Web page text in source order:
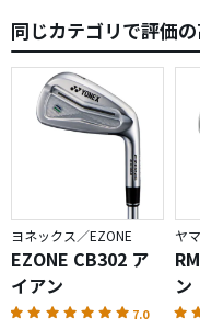
感想の曲がるは曲げや
同じカテゴリで評価
ヨネックス／EZONE
EZONE CB302 ア
イアン
7.0
ヤ
ン